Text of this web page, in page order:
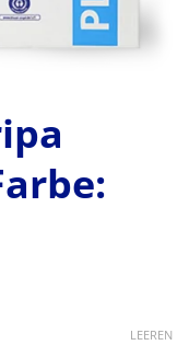
LEEREN